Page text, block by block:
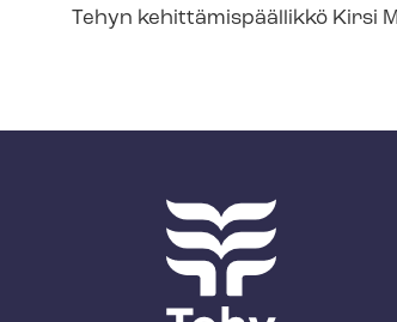
Tehyn ke­hit­tä­mis­pääl­lik­kö Kirsi